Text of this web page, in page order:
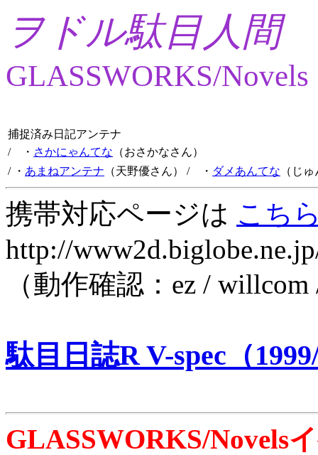
ヲドル駄目人間
GLASSWORKS/Novels
捕捉済み日記アンテナ
/ ・ さかにゃんてな （おさかなさん）
/ ・ あまねアンテナ （天野優さん） / ・ ダメあんてな （じ
携帯対応ページは こち
http://
（動作確認：ez /
駄目日誌R V-spec（
GLASSWORKS/Novels